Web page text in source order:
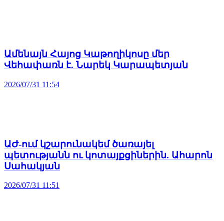
Ամենայն Հայոց Կաթողիկոսը մեր
Վեհափառն է. Նարեկ Կարապետյան
2026/07/31 11:54
ԱԺ-ում կշարունակեմ ծառայել
պետությանն ու կոտայքցիներին. Ահարոն
Սահակյան
2026/07/31 11:51